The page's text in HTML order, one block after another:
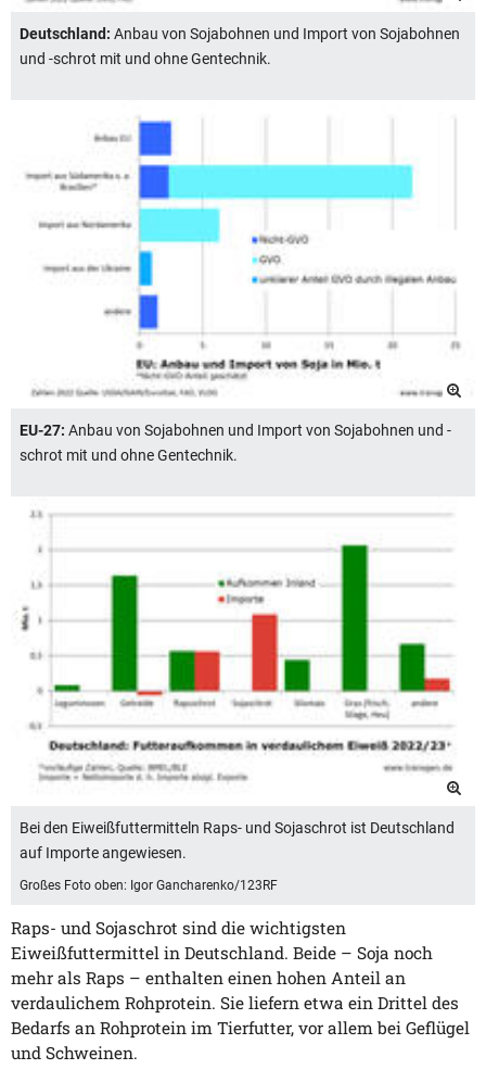
Deutschland: Anbau von Sojabohnen und Import von Sojabohnen
und -schrot mit und ohne Gentechnik.
EU-27: Anbau von Sojabohnen und Import von Sojabohnen und -
schrot mit und ohne Gentechnik.
Bei den Eiweißfuttermitteln Raps- und Sojaschrot ist Deutschland
auf Importe angewiesen.
Großes Foto oben: Igor Gancharenko/123RF
Raps- und Sojaschrot sind die wichtigsten
Eiweißfuttermittel in Deutschland. Beide – Soja noch
mehr als Raps – enthalten einen hohen Anteil an
verdaulichem Rohprotein. Sie liefern etwa ein Drittel des
Bedarfs an Rohprotein im Tierfutter, vor allem bei Geflügel
und Schweinen.